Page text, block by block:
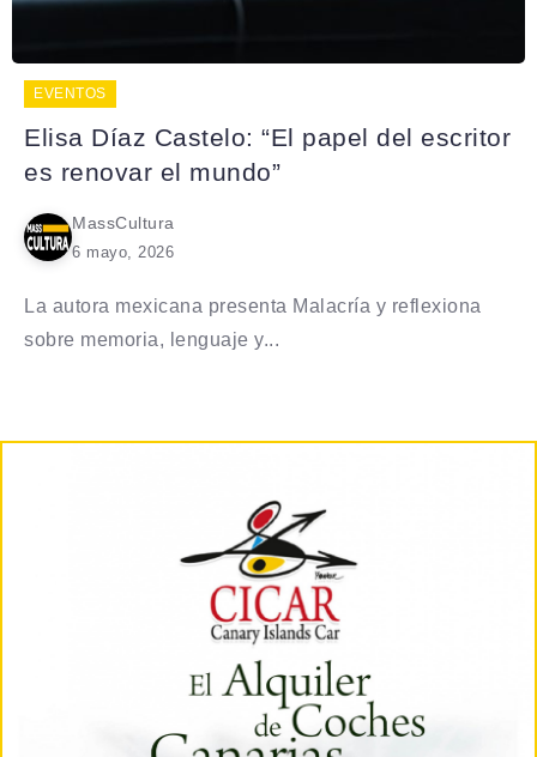
EVENTOS
Elisa Díaz Castelo: “El papel del escritor
es renovar el mundo”
MassCultura
6 mayo, 2026
La autora mexicana presenta Malacría y reflexiona
sobre memoria, lenguaje y...